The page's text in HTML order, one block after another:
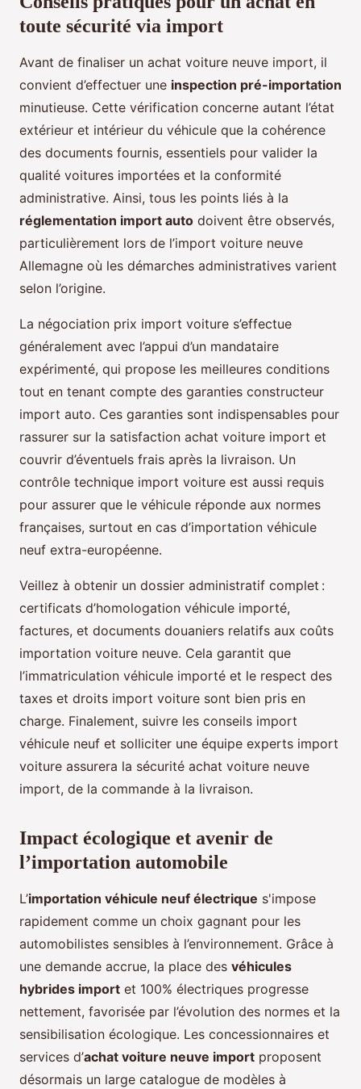
toute sécurité via import
Avant de finaliser un achat voiture neuve import, il
convient d’effectuer une inspection pré-importation
minutieuse. Cette vérification concerne autant l’état
extérieur et intérieur du véhicule que la cohérence
des documents fournis, essentiels pour valider la
qualité voitures importées et la conformité
administrative. Ainsi, tous les points liés à la
réglementation import auto doivent être observés,
particulièrement lors de l’import voiture neuve
Allemagne où les démarches administratives varient
selon l’origine.
La négociation prix import voiture s’effectue
généralement avec l’appui d’un mandataire
expérimenté, qui propose les meilleures conditions
tout en tenant compte des garanties constructeur
import auto. Ces garanties sont indispensables pour
rassurer sur la satisfaction achat voiture import et
couvrir d’éventuels frais après la livraison. Un
contrôle technique import voiture est aussi requis
pour assurer que le véhicule réponde aux normes
françaises, surtout en cas d’importation véhicule
neuf extra-européenne.
Veillez à obtenir un dossier administratif complet :
certificats d’homologation véhicule importé,
factures, et documents douaniers relatifs aux coûts
importation voiture neuve. Cela garantit que
l’immatriculation véhicule importé et le respect des
taxes et droits import voiture sont bien pris en
charge. Finalement, suivre les conseils import
véhicule neuf et solliciter une équipe experts import
voiture assurera la sécurité achat voiture neuve
import, de la commande à la livraison.
Impact écologique et avenir de
l’importation automobile
L’importation véhicule neuf électrique s'impose
rapidement comme un choix gagnant pour les
automobilistes sensibles à l’environnement. Grâce à
une demande accrue, la place des véhicules
hybrides import et 100% électriques progresse
nettement, favorisée par l’évolution des normes et la
sensibilisation écologique. Les concessionnaires et
services d’achat voiture neuve import proposent
désormais un large catalogue de modèles à